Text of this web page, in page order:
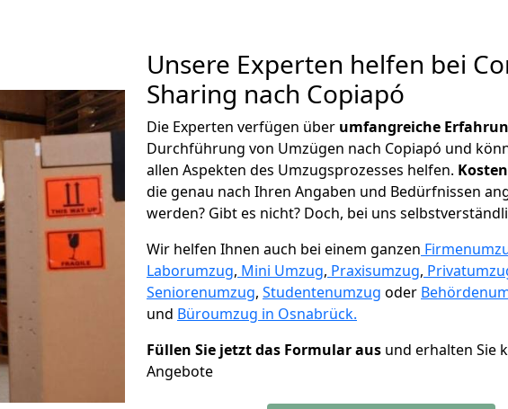
Unsere Experten helfen bei
Sharing nach Copiapó
Die Experten verfügen über umfangreiche
Durchführung von Umzügen nach Copiapó und
allen Aspekten des Umzugsprozesses helfen. K
die genau nach Ihren Angaben und Bedürfnissen
werden? Gibt es nicht? Doch, bei uns
Wir helfen Ihnen auch bei einem ganzen
Laborumzug, Mini Umzug, Praxisumzug,
Seniorenumzug, Studentenumzug oder
und Büroumzug in Osnabrück.
Füllen Sie jetzt das Formular aus und erhalten Sie
Angebote